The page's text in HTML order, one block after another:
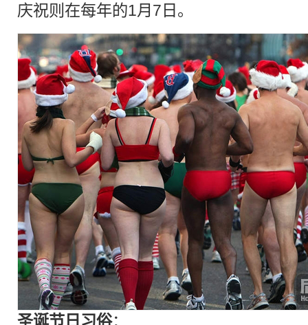
庆祝则在每年的1月7日。
圣诞节日习俗：